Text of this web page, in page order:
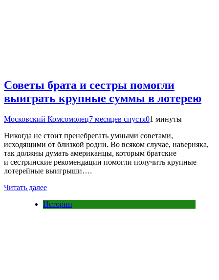
Советы брата и сестры помогли
выиграть крупные суммы в лотерею
Московский Комсомолец7 месяцев спустя01 минуты
Никогда не стоит пренебрегать умными советами,
исходящими от близкой родни. Во всяком случае, наверняка,
так должны думать американцы, которым братские
и сестринские рекомендации помогли получить крупные
лотерейные выигрыши….
Читать далее
Истории